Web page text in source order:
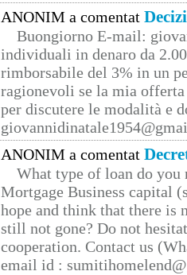
ANONIM a comentat
Buongiorno E-mail:
individuali in denaro da
rimborsabile del 3% in un
ragionevoli se la mia
per discutere le modalità e
ANONIM a comentat
What type of loan do you
Mortgage Business capital
hope and think that there is
still not gone? Do not
cooperation. Contact us
email id :